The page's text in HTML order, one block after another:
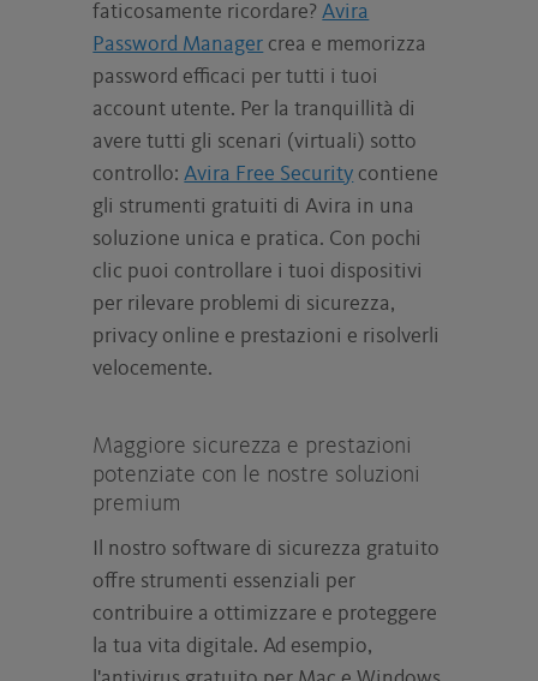
faticosamente ricordare?Avira
Password Manager crea e memorizza
password efficaci per tutti i tuoi
account utente. Per la tranquillità di
avere tutti gli scenari (virtuali) sotto
controllo:Avira Free Security contiene
gli strumenti gratuiti di Avira in una
soluzione unica e pratica. Con pochi
clic puoi controllare i tuoi dispositivi
per rilevare problemi di sicurezza,
privacy online e prestazioni e risolverli
velocemente.
Maggiore sicurezza e prestazioni
potenziate con le nostre soluzioni
premium
Il nostro software di sicurezza gratuito
offre strumenti essenziali per
contribuire a ottimizzare e proteggere
la tua vita digitale. Ad esempio,